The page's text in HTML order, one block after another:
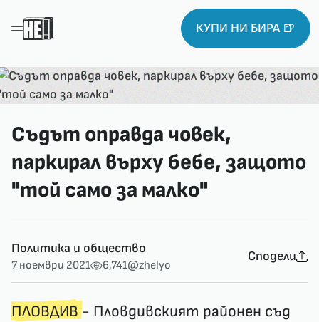
КУПИ НИ БИРА 🍺
Съдът оправда човек,
паркирал върху бебе, защото
"той само за малко"
Политика и общество
7 ноември 2021 6,741@zhelyo
Сподели
ПЛОВДИВ- Пловдивският районен съд